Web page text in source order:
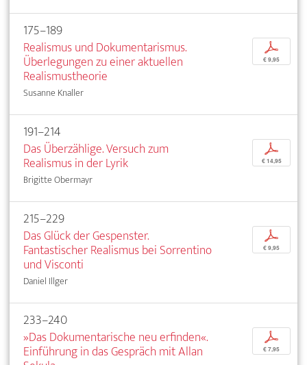
175–189
Realismus und Dokumentarismus.
Überlegungen zu einer aktuellen
Realismustheorie
Susanne Knaller
p
€ 9,95
191–214
Das Überzählige. Versuch zum
Realismus in der Lyrik
Brigitte Obermayr
p
€ 14,95
215–229
Das Glück der Gespenster.
Fantastischer Realismus bei Sorrentino
und Visconti
Daniel Illger
p
€ 9,95
233–240
»Das Dokumentarische neu erfinden«.
Einführung in das Gespräch mit Allan
p
€ 7,95